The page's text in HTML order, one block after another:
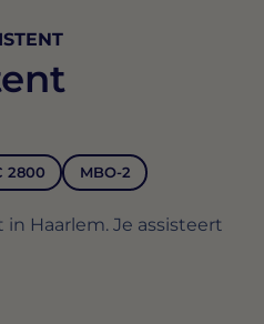
2800 MBO-2
Haarlem. Je assisteert